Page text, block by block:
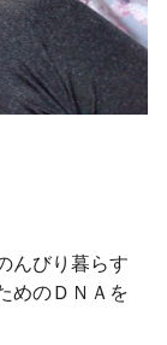
んびり暮らす
めのＤＮＡを